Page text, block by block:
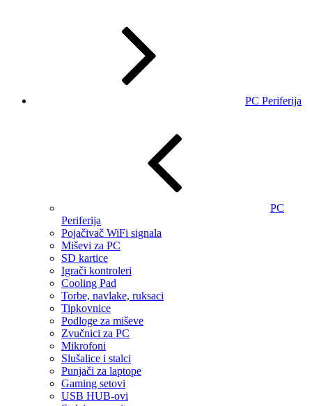
PC Periferija
PC
Periferija
Pojačivač WiFi signala
Miševi za PC
SD kartice
Igrači kontroleri
Cooling Pad
Torbe, navlake, ruksaci
Tipkovnice
Podloge za miševe
Zvučnici za PC
Mikrofoni
Slušalice i stalci
Punjači za laptope
Gaming setovi
USB HUB-ovi